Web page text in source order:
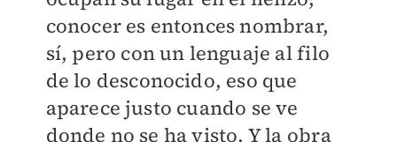
conocer es entonces nombrar,
sí, pero con un lenguaje al filo
de lo desconocido, eso que
aparece justo cuando se ve
donde no se ha visto. Y la obra